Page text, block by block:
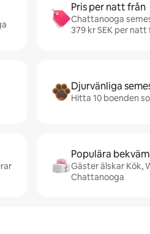
Pris per natt från
Chattanooga
379 kr SEK per
Djurvänliga
Hitta 10 boenden
Populära
Gäster älskar Kök,
Chattanooga